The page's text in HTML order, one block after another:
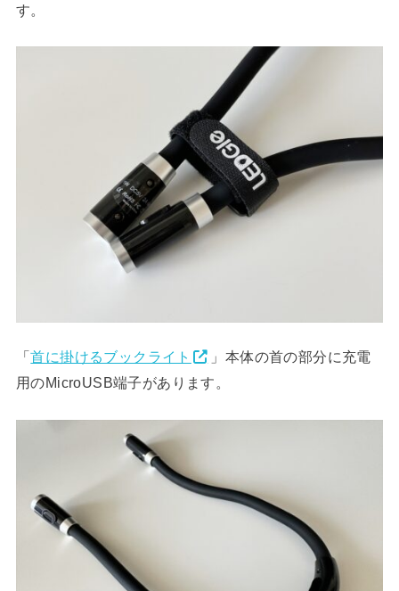
す。
「首に掛けるブックライト
」本体の首の部分に充電
用のMicroUSB端子があります。